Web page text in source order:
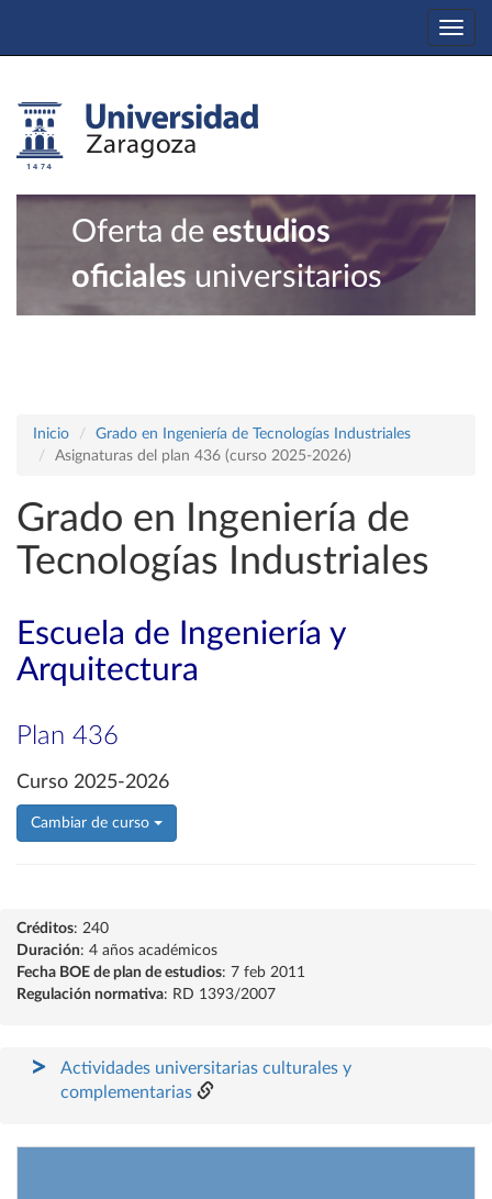
Oferta de estudios
oficiales universitarios
Inicio
Grado en Ingeniería de Tecnologías Industriales
Asignaturas del plan 436 (curso 2025-2026)
Grado en Ingeniería de
Tecnologías Industriales
Escuela de Ingeniería y
Arquitectura
Plan 436
Curso 2025-2026
Cambiar de curso
Créditos: 240
Duración: 4 años académicos
Fecha BOE de plan de estudios: 7 feb 2011
Regulación normativa: RD 1393/2007
Actividades universitarias culturales y
complementarias